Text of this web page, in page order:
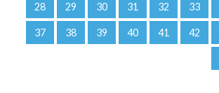
28 29 30 31 32 33
37 38 39 40 41 42